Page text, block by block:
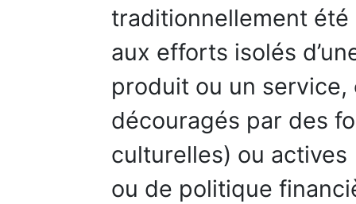
traditionnellement
aux efforts isolés
produit ou un
découragés par des
culturelles) ou
ou de politique